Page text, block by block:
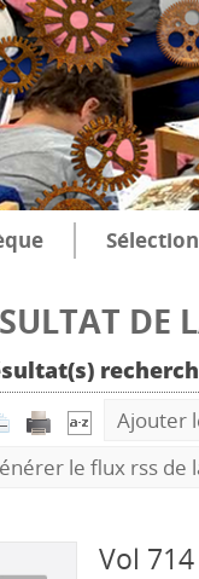
DE
Ajouter
le flux rss de
Vol